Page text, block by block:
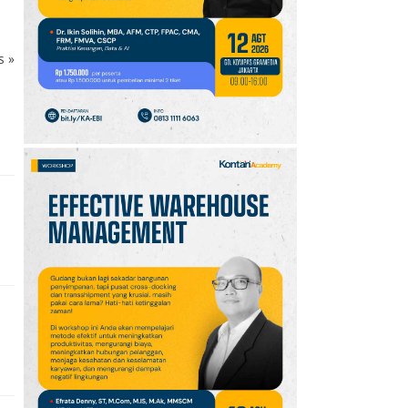
»
10 Krisis Migrasi Ancam
Status Maroko sebagai
Tuan Rumah Piala Dunia
2030